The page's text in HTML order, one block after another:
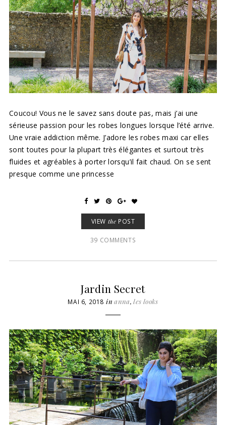
Coucou! Vous ne le savez sans doute pas, mais j’ai une
sérieuse passion pour les robes longues lorsque l’été arrive.
Une vraie addiction même. J’adore les robes maxi car elles
sont toutes pour la plupart très élégantes et surtout très
fluides et agréables à porter lorsqu’il fait chaud. On se sent
presque comme une princesse
VIEW the POST
39 COMMENTS
Jardin Secret
MAI 6, 2018 inanna,les looks